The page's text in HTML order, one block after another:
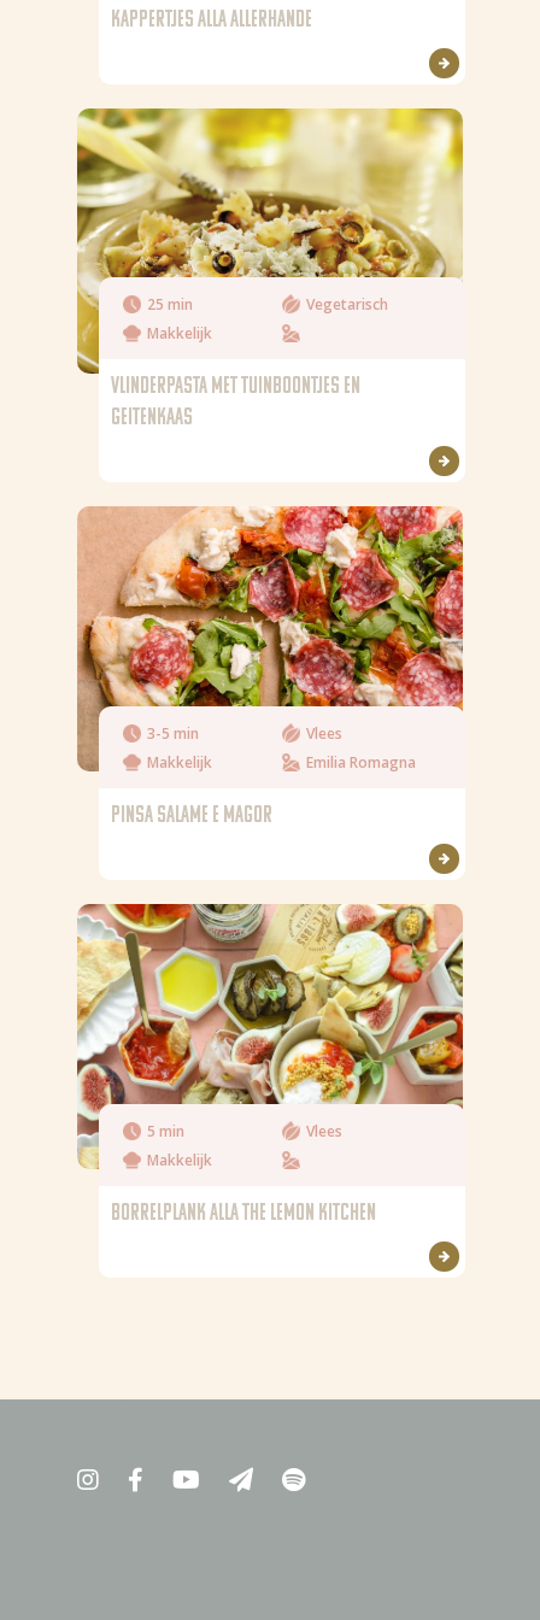
KAPPERTJES ALLA ALLERHANDE
25 min
Vegetarisch
Makkelijk
VLINDERPASTA MET TUINBOONTJES EN
GEITENKAAS
3-5 min
Vlees
Makkelijk
Emilia Romagna
PINSA SALAME E MAGOR
5 min
Vlees
Makkelijk
BORRELPLANK ALLA THE LEMON KITCHEN